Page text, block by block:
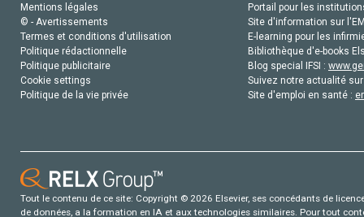
Mentions légales
© - Avertissements
Termes et conditions d'utilisation
Politique rédactionnelle
Politique publicitaire
Cookie settings
Politique de la vie privée
Portail pour les
Site d'information sur
E-learning pour les
Bibliothèque d'e-books
Blog special IFSI :
Suivez notre actualité
Site d'emploi en santé :
Tout le contenu de ce site: Copyright © 2026 Elsevier, ses concédants de
de données, a la formation en IA et aux technologies similaires. Pour tout